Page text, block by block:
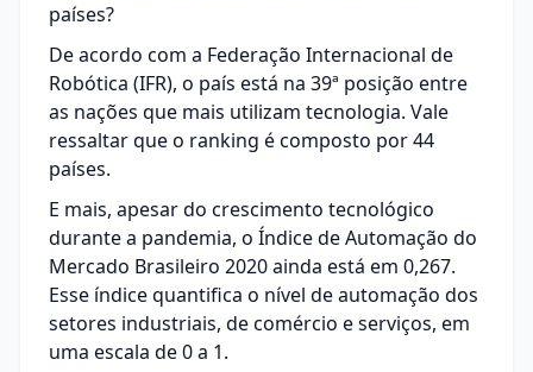
países?
De acordo com a Federação Internacional de
Robótica (IFR), o país está na 39ª posição entre
as nações que mais utilizam tecnologia. Vale
ressaltar que o ranking é composto por 44
países.
E mais, apesar do crescimento tecnológico
durante a pandemia, o Índice de Automação do
Mercado Brasileiro 2020ainda está em 0,267.
Esse índice quantifica o nível de automação dos
setores industriais, de comércio e serviços, em
uma escala de 0 a 1.